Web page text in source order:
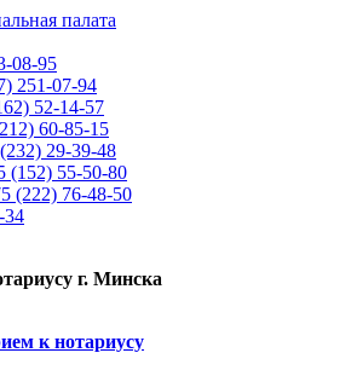
08-95
251-07-94
52-14-57
60-85-15
29-39-48
(152) 55-50-80
(222) 76-48-50
34
г. Минска
к нотариусу